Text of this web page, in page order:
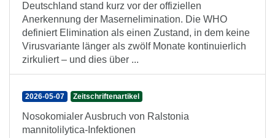
Deutschland stand kurz vor der offiziellen
Anerkennung der Masernelimination. Die WHO
definiert Elimination als einen Zustand, in dem keine
Virusvariante länger als zwölf Monate kontinuierlich
zirkuliert – und dies über ...
2026-05-07 Zeitschriftenartikel
Nosokomialer Ausbruch von Ralstonia
mannitolilytica-Infektionen